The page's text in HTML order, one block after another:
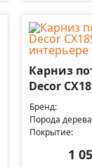
Карниз
Decor
Бренд:
Порода
Покрытие:
1